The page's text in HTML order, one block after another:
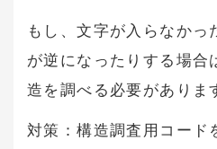
もし、文字が入らなかっ
が逆になったりする場合
造を調べる必要がありま
対策：構造調査用コード